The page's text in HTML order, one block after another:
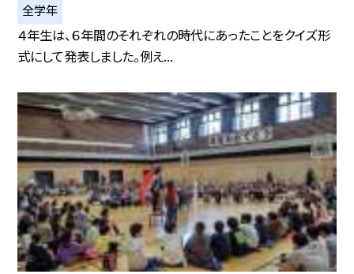
全学年
４年生は、６年間のそれぞれの時代にあったことをクイズ形
式にして発表しました。例え...